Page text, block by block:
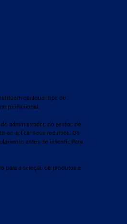
qualquer tipo de
profissional.
administrador, do gestor, de
ao aplicar seus recursos. Os
antes de investir. Para
para a seleção de produtos e